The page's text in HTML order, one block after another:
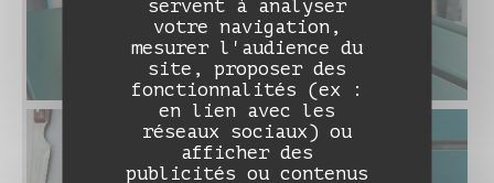
servent à analyser
votre navigation,
mesurer l'audience du
site, proposer des
fonctionnalités (ex :
en lien avec les
réseaux sociaux) ou
afficher des
publicités ou contenus
DAME NATION LE RESTO